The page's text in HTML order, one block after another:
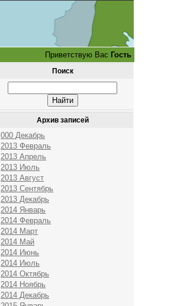
Приветствую Вас Гость
Поиск
Архив записей
000 Декабрь
2013 Февраль
2013 Апрель
2013 Июль
2013 Август
2013 Сентябрь
2013 Декабрь
2014 Январь
2014 Февраль
2014 Март
2014 Май
2014 Июнь
2014 Июль
2014 Октябрь
2014 Ноябрь
2014 Декабрь